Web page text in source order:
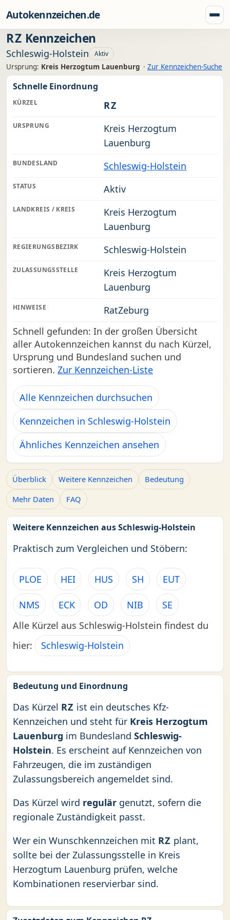
Autokennzeichen.de
RZ Kennzeichen
Schleswig-Holstein Aktiv
Ursprung: Kreis Herzogtum Lauenburg · Zur Kennzeichen-Suche
Schnelle Einordnung
KÜRZEL RZ
URSPRUNG
Kreis Herzogtum
Lauenburg
BUNDESLAND Schleswig-Holstein
STATUS Aktiv
LANDKREIS / KREIS
Kreis Herzogtum
Lauenburg
REGIERUNGSBEZIRK Schleswig-Holstein
ZULASSUNGSSTELLE
Kreis Herzogtum
Lauenburg
HINWEISE
RatZeburg
Schnell gefunden: In der großen Übersicht
aller Autokennzeichen kannst du nach Kürzel,
Ursprung und Bundesland suchen und
sortieren. Zur Kennzeichen-Liste
Alle Kennzeichen durchsuchen
Kennzeichen in Schleswig-Holstein
Ähnliches Kennzeichen ansehen
Überblick Weitere Kennzeichen
Bedeutung
Mehr Daten
FAQ
Weitere Kennzeichen aus Schleswig-Holstein
Praktisch zum Vergleichen und Stöbern:
PLOE HEI HUS SH EUT
NMS ECK OD NIB
SE
Alle Kürzel aus Schleswig-Holstein findest du
hier:
Schleswig-Holstein
Bedeutung und Einordnung
Das Kürzel RZ ist ein deutsches Kfz-
Kennzeichen und steht für Kreis Herzogtum
Lauenburg im Bundesland Schleswig-
Holstein. Es erscheint auf Kennzeichen von
Fahrzeugen, die im zuständigen
Zulassungsbereich angemeldet sind.
Das Kürzel wird regulär genutzt, sofern die
regionale Zuständigkeit passt.
Wer ein Wunschkennzeichen mit RZ plant,
sollte bei der Zulassungsstelle in Kreis
Herzogtum Lauenburg prüfen, welche
Kombinationen reservierbar sind.